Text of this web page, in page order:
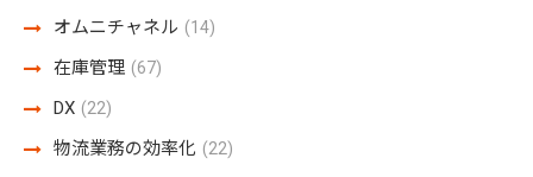
オムニチャネル (14)
在庫管理 (67)
DX (22)
物流業務の効率化 (22)